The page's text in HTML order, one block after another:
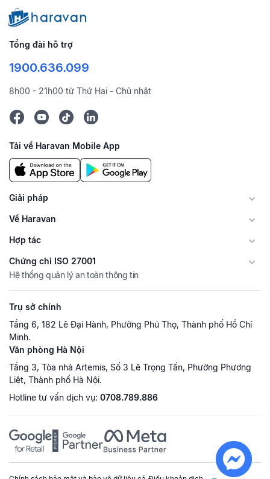
Tổng đài hỗ trợ
1900.636.099
8h00 - 21h00 từ Thứ Hai - Chủ nhật
Tải về Haravan Mobile App
Giải pháp
Về Haravan
Hợp tác
Chứng chỉ ISO 27001
Hệ thống quản lý an toàn thông tin
Trụ sở chính
Tầng 6, 182 Lê Đại Hành, Phường Phú Thọ, Thành phố Hồ Chí
Minh.
Văn phòng Hà Nội
Tầng 3, Tòa nhà Artemis, Số 3 Lê Trọng Tấn, Phường Phương
Liệt, Thành phố Hà Nội.
Hotline tư vấn dịch vụ: 0708.789.886